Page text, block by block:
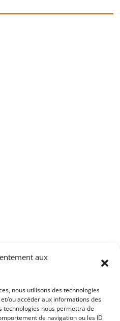
aux
nous utilisons des technologies
ou accéder aux informations des
technologies nous permettra de
de navigation ou les ID